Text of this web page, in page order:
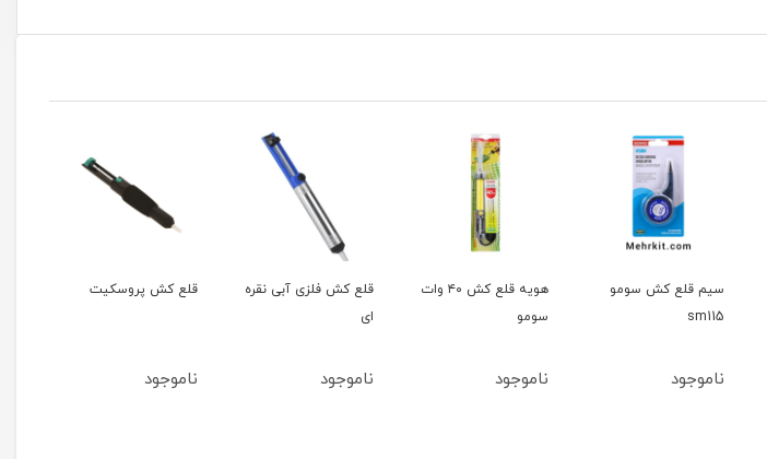
سیم قلع کش سومو
sm115
ناموجود
هویه قلع کش ۴۰ وات
سومو
ناموجود
قلع کش فلزی آبی نقره
ای
ناموجود
قلع کش پروسکیت
ناموجود